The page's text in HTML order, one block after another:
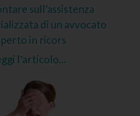
sull’assistenza
di un avvocato
in ricors
l'articolo...